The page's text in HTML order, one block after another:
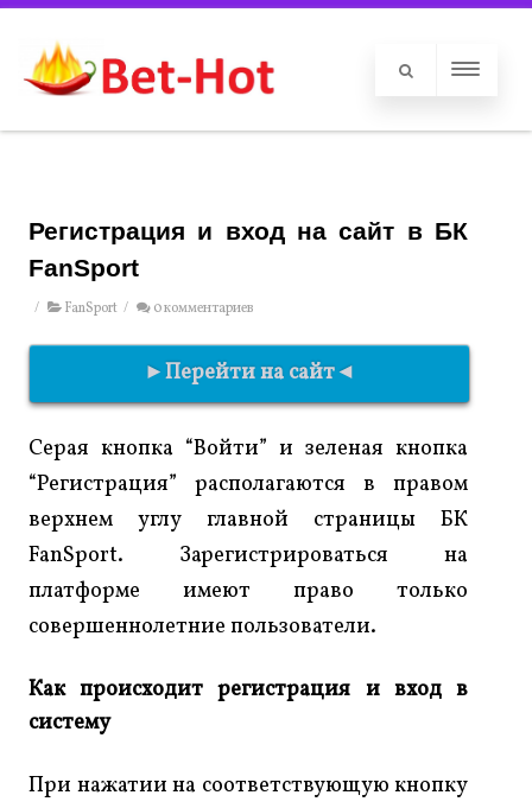
Регистрация и вход на сайт в БК
FanSport
/ FanSport / 0 комментариев
►Перейти на сайт◄
Серая кнопка “Войти” и зеленая кнопка
“Регистрация” располагаются в правом
верхнем углу главной страницы БК
FanSport. Зарегистрироваться на
платформе имеют право только
совершеннолетние пользователи.
Как происходит регистрация и вход в
систему
При нажатии на соответствующую кнопку